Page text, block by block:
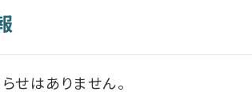
せはありません。